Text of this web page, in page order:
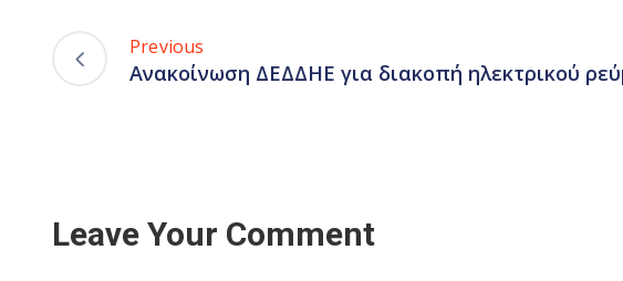
Previous
Ανακοίνωση ΔΕΔΔΗΕ για διακοπή ηλεκτρικού
Leave Your Comment